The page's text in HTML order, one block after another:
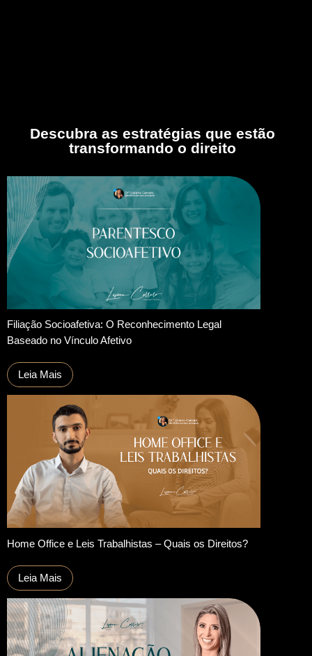
Descubra as estratégias que estão
transformando o direito
Filiação Socioafetiva: O Reconhecimento Legal
Baseado no Vínculo Afetivo
Leia Mais
Home Office e Leis Trabalhistas – Quais os Direitos?
Leia Mais